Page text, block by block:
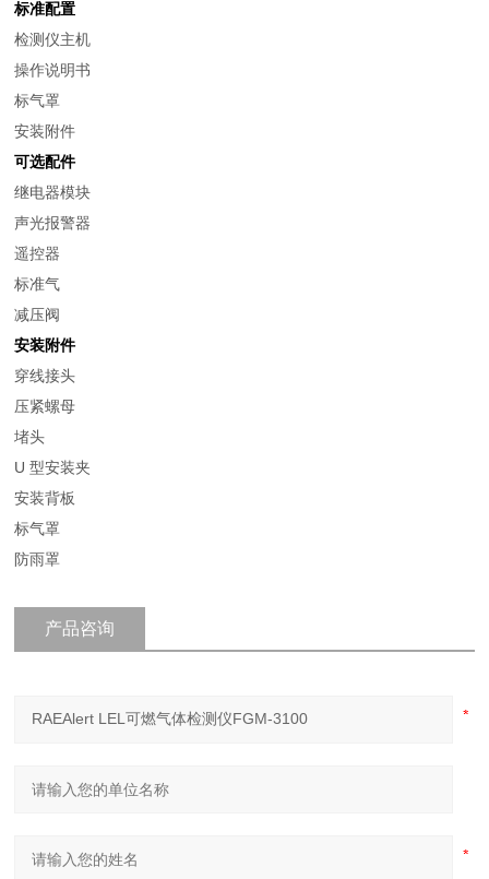
标准配置
检测仪主机
操作说明书
标气罩
安装附件
可选配件
继电器模块
声光报警器
遥控器
标准气
减压阀
安装附件
穿线接头
压紧螺母
堵头
U 型安装夹
安装背板
标气罩
防雨罩
产品咨询